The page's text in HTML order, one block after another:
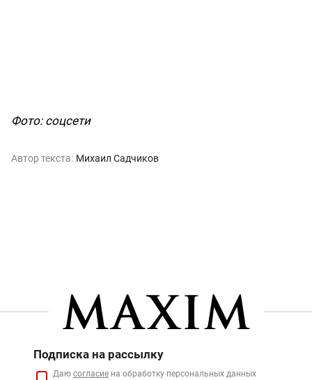
Фото: соцсети
Автор текста: Михаил Садчиков
Подписка на рассылку
Даю согласие на обработку персональных данных